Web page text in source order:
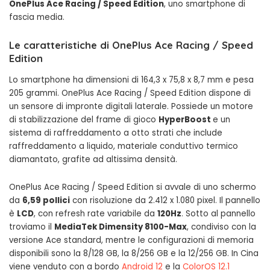
OnePlus Ace Racing / Speed Edition, uno smartphone di
fascia media.
Le caratteristiche di OnePlus Ace Racing / Speed
Edition
Lo smartphone ha dimensioni di 164,3 x 75,8 x 8,7 mm e pesa
205 grammi. OnePlus Ace Racing / Speed Edition dispone di
un sensore di impronte digitali laterale. Possiede un motore
di stabilizzazione del frame di gioco HyperBoost e un
sistema di raffreddamento a otto strati che include
raffreddamento a liquido, materiale conduttivo termico
diamantato, grafite ad altissima densità.
OnePlus Ace Racing / Speed Edition si avvale di uno schermo
da 6,59 pollici con risoluzione da 2.412 x 1.080 pixel. Il pannello
è LCD, con refresh rate variabile da 120Hz. Sotto al pannello
troviamo il MediaTek Dimensity 8100-Max, condiviso con la
versione Ace standard, mentre le configurazioni di memoria
disponibili sono la 8/128 GB, la 8/256 GB e la 12/256 GB. In Cina
viene venduto con a bordo Android 12 e la ColorOS 12.1